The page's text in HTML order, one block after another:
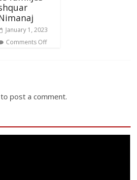
January 1, 2023
Comments Off
to post a comment.